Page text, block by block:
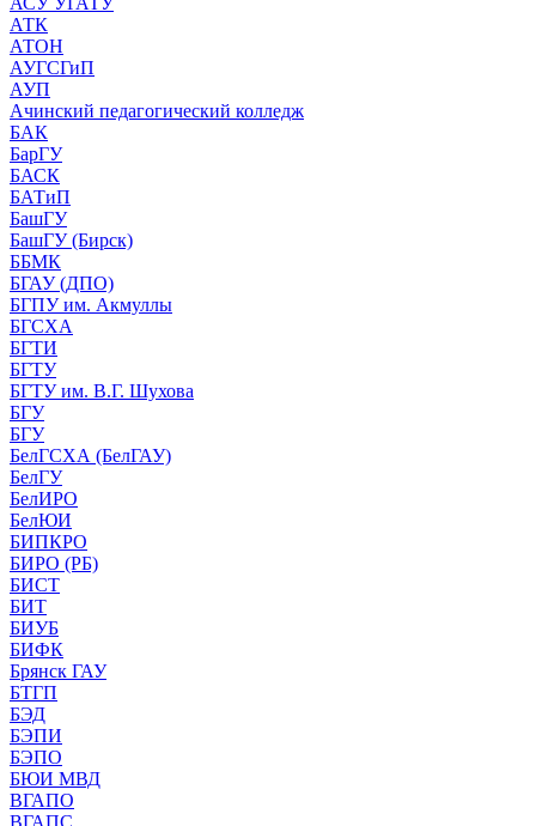
АТК
АТОН
АУГСГиП
АУП
Ачинский педагогический колледж
БАК
БарГУ
БАСК
БАТиП
БашГУ
БашГУ (Бирск)
ББМК
БГАУ (ДПО)
БГПУ им. Акмуллы
БГСХА
БГТИ
БГТУ
БГТУ им. В.Г. Шухова
БГУ
БГУ
БелГСХА (БелГАУ)
БелГУ
БелИРО
БелЮИ
БИПКРО
БИРО (РБ)
БИСТ
БИТ
БИУБ
БИФК
Брянск ГАУ
БТГП
БЭД
БЭПИ
БЭПО
БЮИ МВД
ВГАПО
ВГАПС